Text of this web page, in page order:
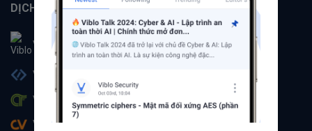
DỊCH VỤ
Viblo
Viblo Code
Viblo CTF
Viblo CV